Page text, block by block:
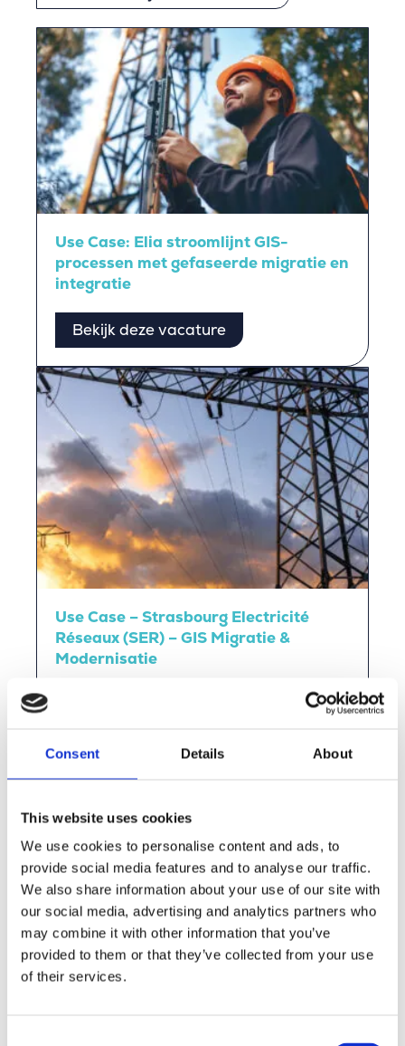
Consent Details About
This website uses cookies
We use cookies to personalise content and ads, to
provide social media features and to analyse our traffic.
We also share information about your use of our site with
our social media, advertising and analytics partners who
may combine it with other information that you’ve
provided to them or that they’ve collected from your use
of their services.
Use Case: Elia stroomlijnt GIS-
processen met gefaseerde migratie en
integratie
Bekijk deze vacature
Use Case – Strasbourg Electricité
Réseaux (SER) – GIS Migratie &
Modernisatie
Innovatief luchtruimbeheer voor
drones met Droneguide Viewer
Bekijk deze vacature